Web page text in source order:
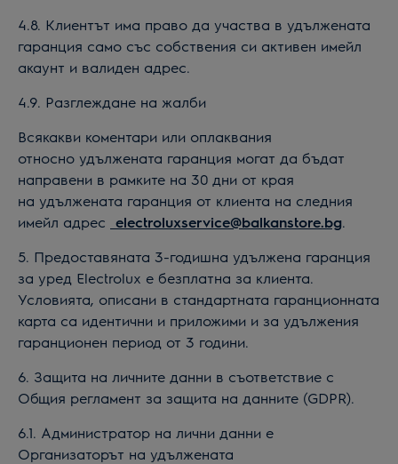
4.8. Клиентът има право да участва в удължената
гаранция само със собствения си активен имейл
акаунт и валиден адрес.
4.9. Разглеждане на жалби
Всякакви коментари или оплаквания
относно удължената гаранция могат да бъдат
направени в рамките на 30 дни от края
на удължената гаранция от клиента на следния
имейл адрес electroluxservice@balkanstore.bg.
5. Предоставяната 3-годишна удължена гаранция
за уред Electrolux е безплатна за клиента.
Условията, описани в стандартната гаранционната
карта са идентични и приложими и за удължения
гаранционен период от 3 години.
6. Защита на личните данни в съответствие с
Общия регламент за защита на данните (GDPR).
6.1. Администратор на лични данни е
Организаторът на удължената